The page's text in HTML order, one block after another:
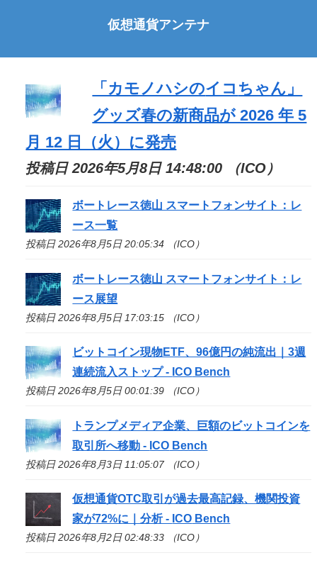
仮想通貨アンテナ
「カモノハシのイコ ちゃん」
グッズ春の新商品が 2026 年 5
月 12 日（火）に発売
投稿日 2026年5月8日 14:48:00 （ICO）
ボートレース徳山 スマートフォンサイト：レ
ース一覧
投稿日 2026年8月5日 20:05:34 （ICO）
ボートレース徳山 スマートフォンサイト：レ
ース展望
投稿日 2026年8月5日 17:03:15 （ICO）
ビットコイン現物ETF、96億円の純流出｜3週
連続流入ストップ - ICO Bench
投稿日 2026年8月5日 00:01:39 （ICO）
トランプメディア企業、巨額のビットコインを
取引所へ移動 - ICO Bench
投稿日 2026年8月3日 11:05:07 （ICO）
仮想通貨OTC取引が過去最高記録、機関投資
家が72%に｜分析 - ICO Bench
投稿日 2026年8月2日 02:48:33 （ICO）